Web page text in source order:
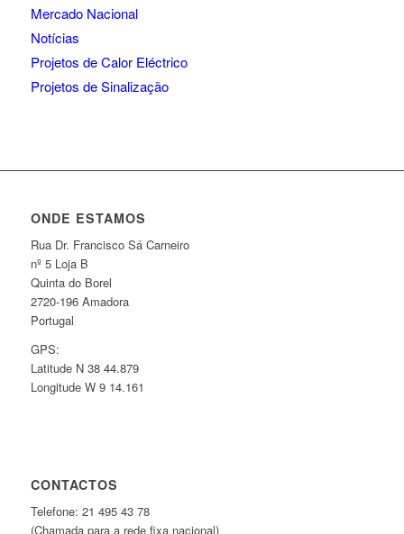
Mercado Nacional
Notícias
Projetos de Calor Eléctrico
Projetos de Sinalização
ONDE ESTAMOS
Rua Dr. Francisco Sá Carneiro
nº 5 Loja B
Quinta do Borel
2720-196 Amadora
Portugal
GPS:
Latitude N 38 44.879
Longitude W 9 14.161
CONTACTOS
Telefone: 21 495 43 78
(Chamada para a rede fixa nacional)